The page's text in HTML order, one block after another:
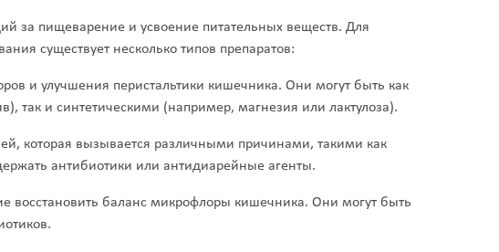
за пищеварение и усвоение питательных веществ. Для
существует несколько типов препаратов:
и улучшения перистальтики кишечника. Они могут быть как
так и синтетическими (например, магнезия или лактулоза).
которая вызывается различными причинами, такими как
антибиотики или антидиарейные агенты.
баланс микрофлоры кишечника. Они могут быть